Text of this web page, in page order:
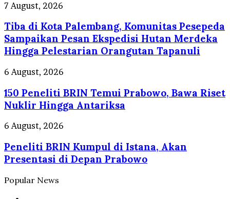
Level
Up,
Pelaku
Usaha
di
Dapat
AI
Tiba
Kota
Palembang,
Komunitas
Pesepeda
Sampaikan
Pesan
Ekspedisi
Hutan
Merdeka
Pelestarian
Tapanuli
7 August, 2026
Tiba di Kota Palembang, Komunitas Pesepeda
Sampaikan Pesan Ekspedisi Hutan Merdeka
Hingga Pelestarian Orangutan Tapanuli
150
BRIN
Temui
Prabowo,
Bawa
Riset
Nuklir
Hingga
Antariksa
6 August, 2026
150 Peneliti BRIN Temui Prabowo, Bawa Riset
Nuklir Hingga Antariksa
Peneliti
Kumpul
di
Istana,
Akan
Presentasi
6 August, 2026
Peneliti BRIN Kumpul di Istana, Akan
Presentasi di Depan Prabowo
Popular News